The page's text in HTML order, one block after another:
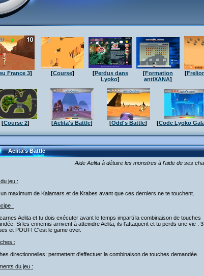
France 3] [Course] [Perdus dans
Lyoko]
[Formation
antiXANA]
[
[Course 2] [Aelita's Battle] [Odd's Battle] [Code Lyoko
Aelita's Battle
Aide Aelita à détuire les monstres à l'aide de ses
jeu :
maximum de Kalamars et de Krabes avant que ces derniers ne te touchent.
:
Aelita et tu dois exécuter avant le temps imparti la combinaison de touches
Si les ennemis arrivent à atteindre Aelita, ils l'attaquent et tu perds une vie :
et POUF! C'est le game over.
:
directionnelles: permettent d'effectuer la combinaison de touches demandée.
du jeu :